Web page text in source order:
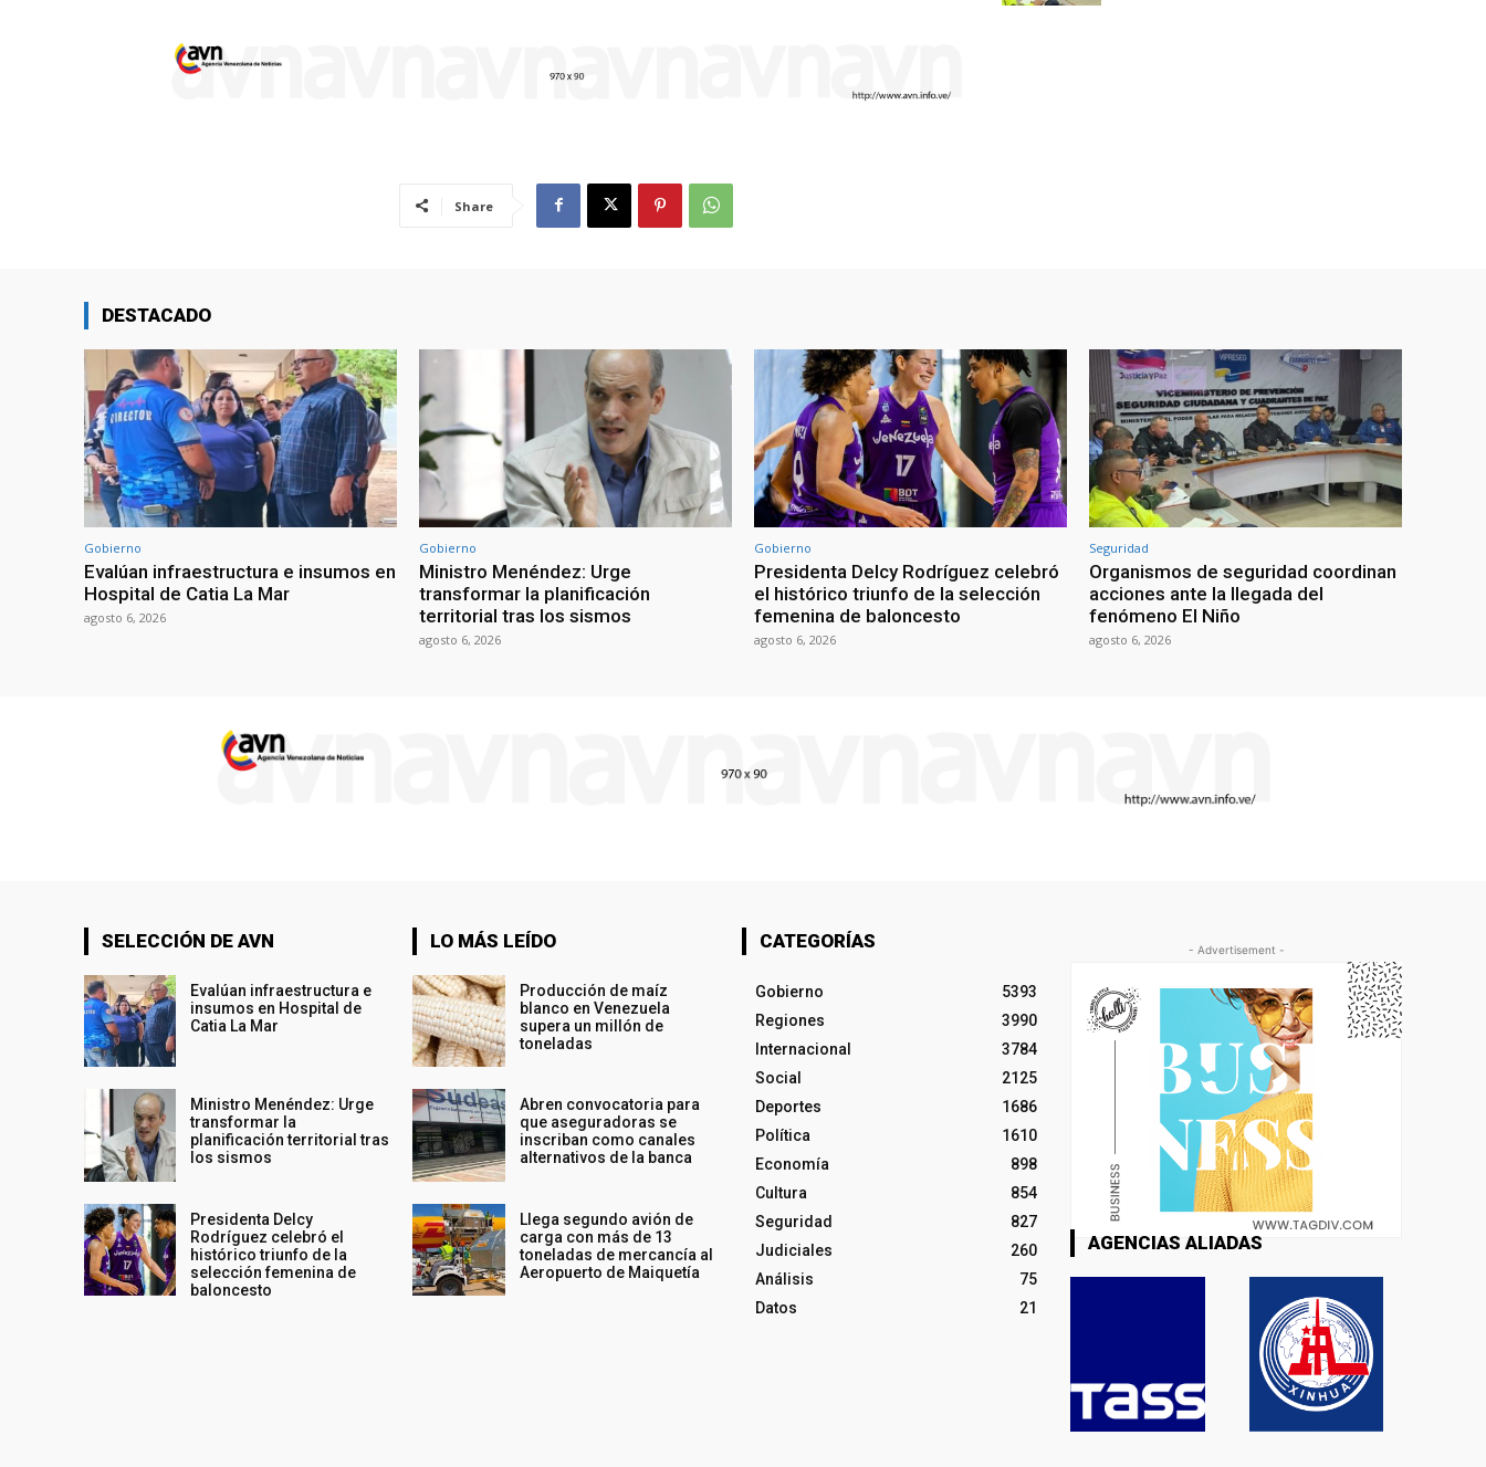
Share
DESTACADO
Gobierno
Evalúan infraestructura e insumos en
Hospital de Catia La Mar
agosto 6, 2026
Gobierno
Ministro Menéndez: Urge
transformar la planificación
territorial tras los sismos
agosto 6, 2026
Gobierno
Presidenta Delcy Rodríguez celebró
el histórico triunfo de la selección
femenina de baloncesto
agosto 6, 2026
Seguridad
Organismos de seguridad coordinan
acciones ante la llegada del
fenómeno El Niño
agosto 6, 2026
SELECCIÓN DE AVN
Evalúan infraestructura e
insumos en Hospital de
Catia La Mar
Ministro Menéndez: Urge
transformar la
planificación territorial tras
los sismos
Presidenta Delcy
Rodríguez celebró el
histórico triunfo de la
selección femenina de
baloncesto
LO MÁS LEÍDO
Producción de maíz
blanco en Venezuela
supera un millón de
toneladas
Abren convocatoria para
que aseguradoras se
inscriban como canales
alternativos de la banca
Llega segundo avión de
carga con más de 13
toneladas de mercancía al
Aeropuerto de Maiquetía
CATEGORÍAS
Gobierno
5393
Regiones
3990
Internacional
3784
Social
2125
Deportes
1686
Política
1610
Economía
898
Cultura
854
Seguridad
827
Judiciales
260
Análisis
75
Datos
21
- Advertisement -
AGENCIAS ALIADAS